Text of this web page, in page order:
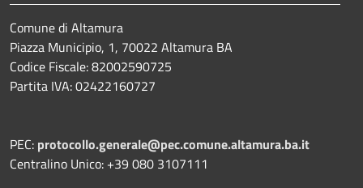
Comune di Altamura
Piazza Municipio, 1, 70022 Altamura BA
Codice Fiscale: 82002590725
Partita IVA: 02422160727
PEC: protocollo.generale@pec.comune.altamura.ba.it
Centralino Unico: +39 080 3107111